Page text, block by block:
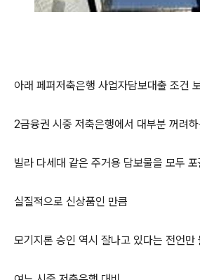
아래 페퍼저축은행 사업자담보대출 조건
2금융권 시중 저축은행에서 대부분 꺼려
빌라 다세대 같은 주거용 담보물을 모두 포
실질적으로 신상품인 만큼
모기지론 승인 역시 잘나고 있다는 전언만